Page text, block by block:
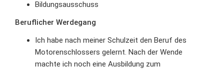
Bildungsausschuss
Beruflicher Werdegang
Ich habe nach meiner Schulzeit den Beruf des
Motorenschlossers gelernt. Nach der Wende
machte ich noch eine Ausbildung zum